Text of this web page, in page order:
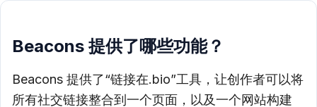
Beacons 提供了哪些功能？
Beacons 提供了“链接在.bio”工具，让创作者可以将
所有社交链接整合到一个页面，以及一个网站构建